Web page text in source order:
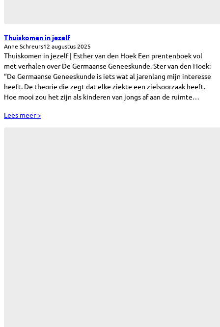
Thuiskomen in jezelf
Anne Schreurs12 augustus 2025
Thuiskomen in jezelf | Esther van den Hoek Een prentenboek vol
met verhalen over De Germaanse Geneeskunde. Ster van den Hoek:
“De Germaanse Geneeskunde is iets wat al jarenlang mijn interesse
heeft. De theorie die zegt dat elke ziekte een zielsoorzaak heeft.
Hoe mooi zou het zijn als kinderen van jongs af aan de ruimte…
Lees meer >